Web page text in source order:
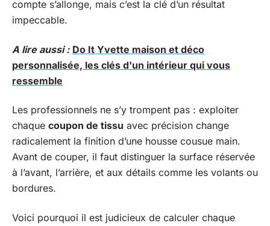
compte s’allonge, mais c’est la clé d’un résultat
impeccable.
A lire aussi : Do It Yvette maison et déco
personnalisée, les clés d'un intérieur qui vous
ressemble
Les professionnels ne s’y trompent pas : exploiter
chaque coupon de tissu avec précision change
radicalement la finition d’une housse cousue main.
Avant de couper, il faut distinguer la surface réservée
à l’avant, l’arrière, et aux détails comme les volants ou
bordures.
Voici pourquoi il est judicieux de calculer chaque